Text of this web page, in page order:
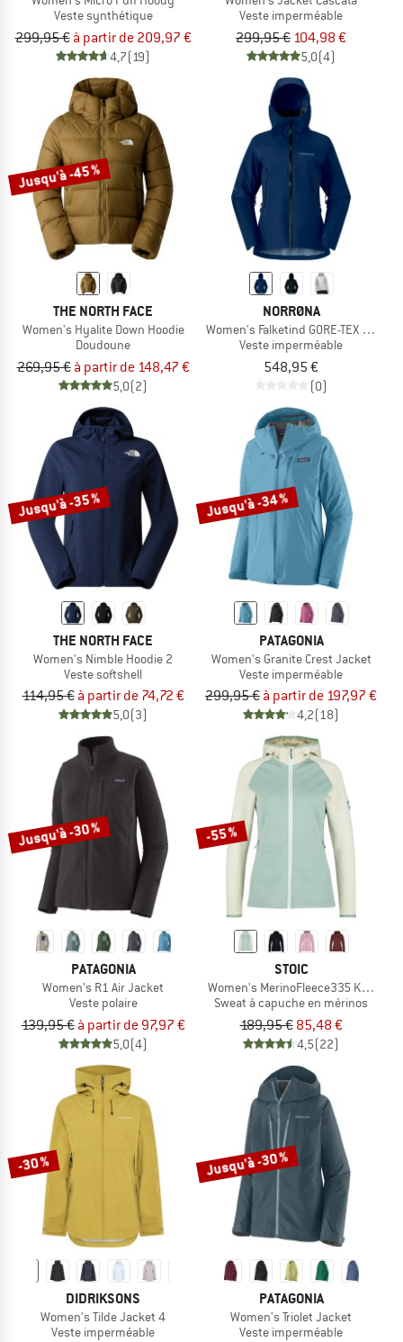
Veste synthétique
299,95 € à partir de 209,97 €
4,7(19)
Veste imperméable
299,95 € 104,98 €
5,0(4)
Jusqu'à -45 %
THE NORTH FACE
Women's Hyalite Down Hoodie
Doudoune
269,95 € à partir de 148,47 €
5,0(2)
NORRØNA
Women's Falketind GORE-TEX Jacket
Veste imperméable
548,95 €
(0)
Jusqu'à -35 %
THE NORTH FACE
Women's Nimble Hoodie 2
Veste softshell
114,95 € à partir de 74,72 €
5,0(3)
Jusqu'à -34 %
PATAGONIA
Women's Granite Crest Jacket
Veste imperméable
299,95 € à partir de 197,97 €
4,2(18)
Jusqu'à -30 %
PATAGONIA
Women's R1 Air Jacket
Veste polaire
139,95 € à partir de 97,97 €
5,0(4)
-55 %
STOIC
Women's MerinoFleece335
Sweat à capuche en mérinos
189,95 € 85,48 €
4,5(22)
-30 %
DIDRIKSONS
Women's Tilde Jacket 4
Veste imperméable
Jusqu'à -30 %
PATAGONIA
Women's Triolet Jacket
Veste imperméable